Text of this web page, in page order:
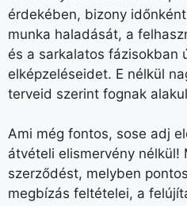
érdekében, bizony
munka haladását, a
és a sarkalatos fázisokban
elképzeléseidet. E nélkül
terveid szerint fognak
Ami még fontos, sose adj
átvételi elismervény nélkül!
szerződést, melyben
megbízás feltételei, a